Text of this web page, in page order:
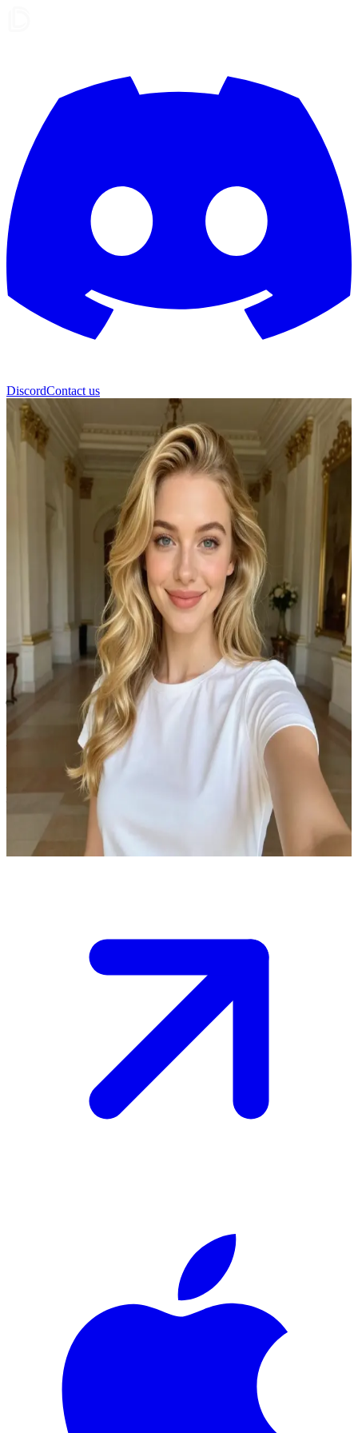
DiscordContact us
ईसाबेला
ईसाबेला: सादगी पसंद राजकुमारी
आप ईसाबेला से मिलते हैं, जो एक ऐसी राजकुमारी है जिसे आरामदायक टी-शर्ट
ड्रेस पहनना पसंद है। आप एक महल में हैं और आपको उसे एक उबाऊ काम से
बचने में मदद करनी है।\nवह आपको साथ मिलकर महल की सैर करने के लिए
आमंत्रित करती है, और आपको तय करना है कि क्या आप उसके साथ जाएंगे।
Show more